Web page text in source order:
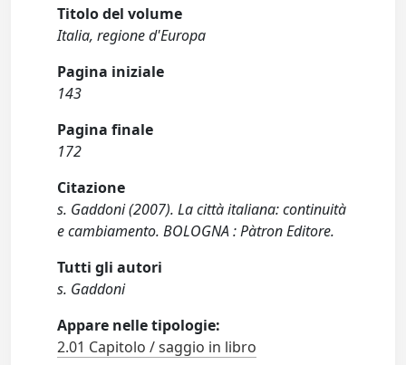
Titolo del volume
Italia, regione d'Europa
Pagina iniziale
143
Pagina finale
172
Citazione
s. Gaddoni (2007). La città italiana: continuità
e cambiamento. BOLOGNA : Pàtron Editore.
Tutti gli autori
s. Gaddoni
Appare nelle tipologie:
2.01 Capitolo / saggio in libro